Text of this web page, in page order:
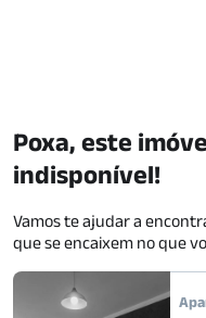
Poxa, este
indisponível!
Vamos te ajudar a
que se encaixem no que